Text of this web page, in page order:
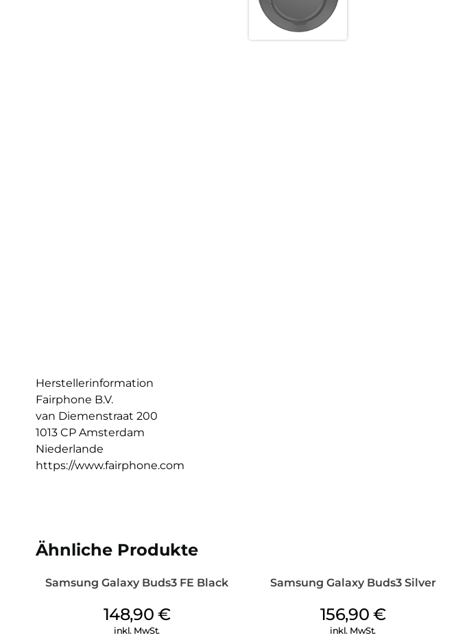
Herstellerinformation
Fairphone B.V.
van Diemenstraat 200
1013 CP Amsterdam
Niederlande
https://www.fairphone.com
Ähnliche Produkte
Samsung Galaxy Buds3 FE Black
148,90 €
inkl. MwSt.
Samsung Galaxy Buds3 Silver
156,90 €
inkl. MwSt.